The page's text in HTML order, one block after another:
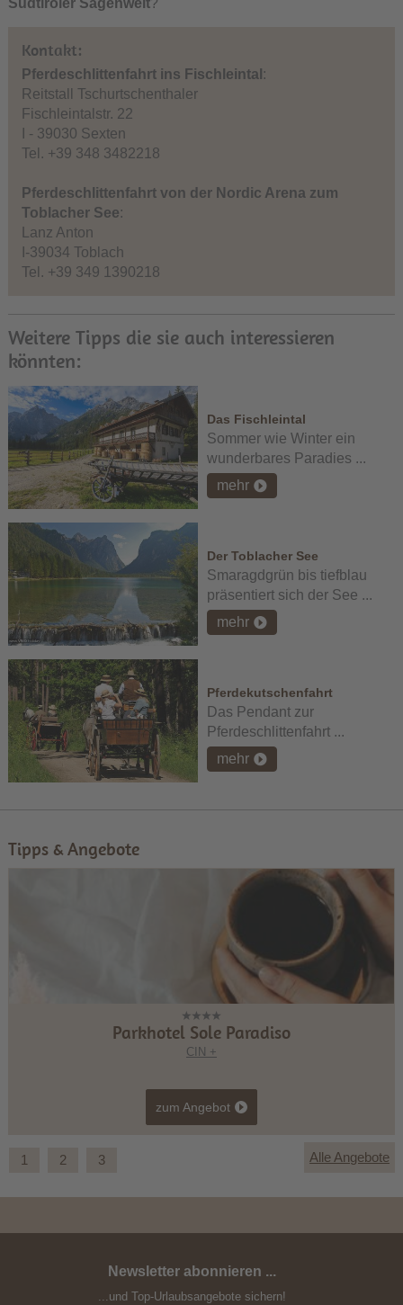
Südtiroler Sagenwelt?
Kontakt:
Pferdeschlittenfahrt ins Fischleintal :
Reitstall Tschurtschenthaler
Fischleintalstr. 22
I - 39030 Sexten
Tel. +39 348 3482218
Pferdeschlittenfahrt von der Nordic Arena zum
Toblacher See:
Lanz Anton
I-39034 Toblach
Tel. +39 349 1390218
Weitere Tipps die sie auch interessieren
könnten:
Das Fischleintal
Sommer wie Winter ein
wunderbares Paradies ...
mehr
Der Toblacher See
Smaragdgrün bis tiefblau
präsentiert sich der See ...
mehr
Pferdekutschenfahrt
Das Pendant zur
Pferdeschlittenfahrt ...
mehr
Tipps & Angebote
Parkhotel Sole Paradiso
CIN +
Happy Single
zum Angebot
1 2 3 Alle Angebote
Newsletter abonnieren ...
...und Top-Urlaubsangebote sichern!